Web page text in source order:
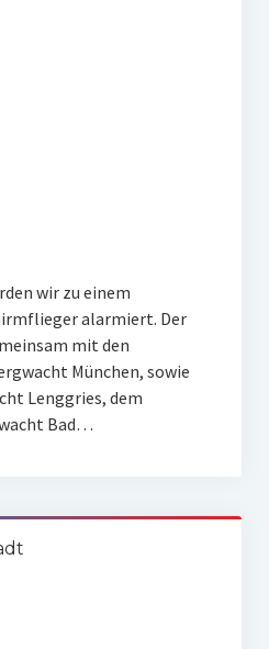
wir zu einem
alarmiert. Der
mit den
München, sowie
Lenggries, dem
Bad…